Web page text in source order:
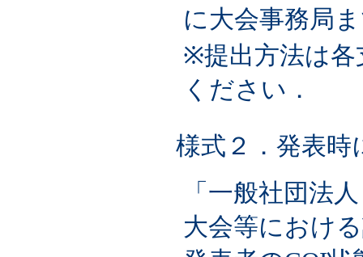
に大会事務局
※提出方法は各
ください．
様式２．発表時
「一般社団法
大会等におけ